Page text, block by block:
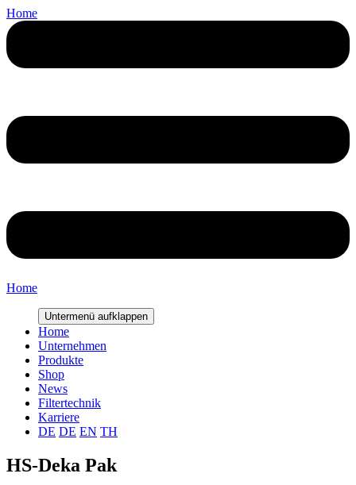
Home
Home
Untermenü aufklappen
Home
Unternehmen
Produkte
Shop
News
Filtertechnik
Karriere
DE DE EN TH
HS-Deka Pak